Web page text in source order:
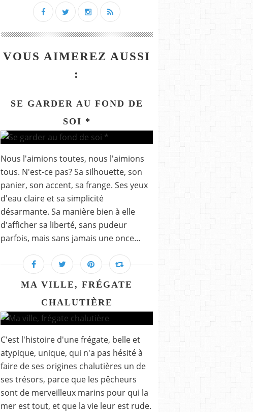
VOUS AIMEREZ AUSSI
:
SE GARDER AU FOND DE
SOI *
Nous l'aimions toutes, nous l'aimions
tous. N'est-ce pas? Sa silhouette, son
panier, son accent, sa frange. Ses yeux
d'eau claire et sa simplicité
désarmante. Sa manière bien à elle
d'afficher sa liberté, sans pudeur
parfois, mais sans jamais une once...
MA VILLE, FRÉGATE
CHALUTIÈRE
C'est l'histoire d'une frégate, belle et
atypique, unique, qui n'a pas hésité à
faire de ses origines chalutières un de
ses trésors, parce que les pêcheurs
sont de merveilleux marins pour qui la
mer est tout, et que la vie leur est rude.